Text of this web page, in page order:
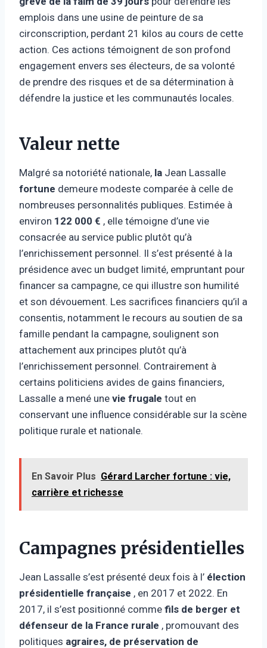
emplois dans une usine de peinture de sa
circonscription, perdant 21 kilos au cours de cette
action. Ces actions témoignent de son profond
engagement envers ses électeurs, de sa volonté
de prendre des risques et de sa détermination à
défendre la justice et les communautés locales.
Valeur nette
Malgré sa notoriété nationale, la Jean Lassalle
fortune demeure modeste comparée à celle de
nombreuses personnalités publiques. Estimée à
environ 122 000 € , elle témoigne d’une vie
consacrée au service public plutôt qu’à
l’enrichissement personnel. Il s’est présenté à la
présidence avec un budget limité, empruntant pour
financer sa campagne, ce qui illustre son humilité
et son dévouement. Les sacrifices financiers qu’il a
consentis, notamment le recours au soutien de sa
famille pendant la campagne, soulignent son
attachement aux principes plutôt qu’à
l’enrichissement personnel. Contrairement à
certains politiciens avides de gains financiers,
Lassalle a mené une vie frugale tout en
conservant une influence considérable sur la scène
politique rurale et nationale.
En Savoir Plus Gérard Larcher fortune : vie,
carrière et richesse
Campagnes présidentielles
Jean Lassalle s’est présenté deux fois à l’ élection
présidentielle française , en 2017 et 2022. En
2017, il s’est positionné comme fils de berger et
défenseur de la France rurale , promouvant des
politiques agraires, de préservation de